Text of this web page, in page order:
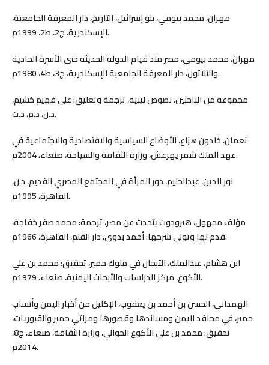
مهران، محمد بيومي، بنو إسرائيل، التاريخ، دار المعرفة الجامعية،
الإسكندرية، ج2، ط2، 1999م.
مهران، محمد بيومي، مصر منذ قيام الدولة الحديثة حتى الأسرة الحادية
والثلاثون، دار المعرفة الجامعية الإسكندرية، ج3، ط4، 1980م.
مجموعة من الباحثين، نصوص ليبية، ترجمة وتعليق: علي فهيم خشيم،
د.ن، د.م، د.ت.
نعمان، خلدون هزاع، الأوضاع السياسية والاقتصادية والاجتماعية في
عهد الملك شمر يهرعش، وزارة الثقافة والسياحة، صنعاء، 2004م.
نور الدين، عبدالحليم، دور المرأة في المجتمع المصري القديم، د.ن،
القاهرة، 1995م.
مؤلف مجهول، هيرودوت يتحدث عن مصر، ترجمة: محمد صقر خفاجة،
قدم لها وتولى شرحها: أحمد بدوي، دار القلم، القاهرة، 1966م.
ابن هشام، عبدالملك، التيجان في ملوك حمير، تحقيق: محمد بن علي
الأكوع، مركز الدراسات والأبحاث اليمنية، صنعاء، 1979م.
الهمداني، الحسن بن أحمد بن يعقوب، الإكليل من أخبار اليمن وأنساب
حمير، في محافد اليمن ومساندها وقصورها ومراثي حمير والقبوريات،
تحقيق: محمد بن علي الأكوع الحوالي، وزارة الثقافة، صنعاء، ج8،
2014م.